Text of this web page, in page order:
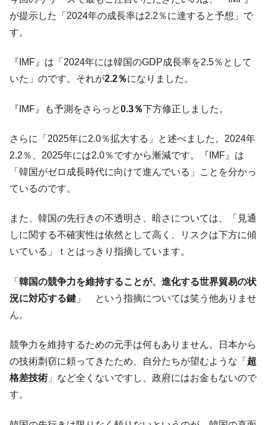
が提示した「2024年の成長率は2.2％に達すると予想」で
す。
『IMF』は「2024年には韓国のGDP成長率を2.5％として
いた」のです。それが2.2％になりました。
『IMF』も予測をさらっと0.3％下方修正しました。
さらに「2025年に2.0％拡大する」と述べました。2024年
2.2％、2025年には2.0％ですから漸減です。『IMF』は
「韓国がゼロ成長時代に向けて進んでいる」ことを分かっ
ているのです。
また、韓国の先行きの不透明さ、暗さについては、「見通
しに関する不確実性は依然として高く、リスクは下方に傾
いている」ｔとはっきり指摘しています。
「 韓国の競争力を維持することが、進化する世界貿易の状
況に対応する鍵 」 という指摘については笑う他ありませ
ん。
競争力を維持するための元手は何もありません。日本から
の技術剽窃に頼ってきたため、自分たちが望むような「 超
格差技術 」など全くないですし、政府にはお金もないので
す。